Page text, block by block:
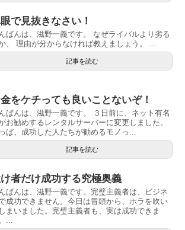
で見抜きなさい！
ばんは、滋野一義です。 なぜライバルより劣る
、 理由が分からなければ教えましょう。 ...
記事を読む
をケチっても良いことないぞ！
ばんは、滋野一義です。 ３日前に、ネット有名
お勧めするレンタルサーバーに変更しました。
ぱ、成功した人たちが勧めるモノっ...
記事を読む
者だけ成功する究極奥義
ばんは、滋野一義です。完璧主義者は、ビジネ
成功できません。今日は冒頭から、ホラを吹い
まいました。完璧主義者も、実は成功できま
...